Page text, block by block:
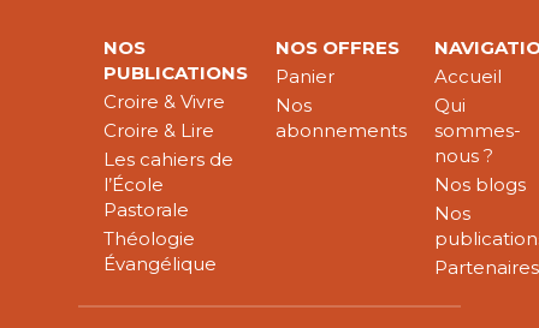
NOS
PUBLICATIONS
Croire & Vivre
Croire & Lire
Les cahiers de
l’École
Pastorale
Théologie
Évangélique
NOS OFFRES
Panier
Nos
abonnements
Accueil
Qui
sommes-
nous ?
Nos blogs
Nos
Partenaires